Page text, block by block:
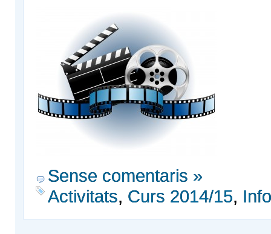
Sense comentaris »
Activitats, Curs 2014/15,